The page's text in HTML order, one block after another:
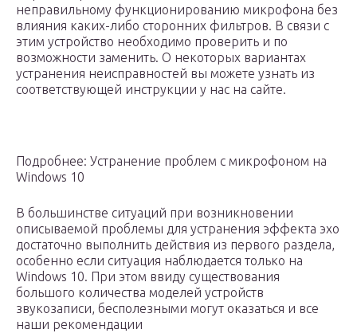
неправильному функционированию микрофона без
влияния каких-либо сторонних фильтров. В связи с
этим устройство необходимо проверить и по
возможности заменить. О некоторых вариантах
устранения неисправностей вы можете узнать из
соответствующей инструкции у нас на сайте.
Подробнее: Устранение проблем с микрофоном на
Windows 10
В большинстве ситуаций при возникновении
описываемой проблемы для устранения эффекта эхо
достаточно выполнить действия из первого раздела,
особенно если ситуация наблюдается только на
Windows 10. При этом ввиду существования
большого количества моделей устройств
звукозаписи, бесполезными могут оказаться и все
наши рекомендации